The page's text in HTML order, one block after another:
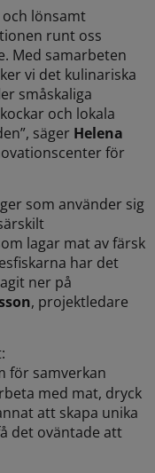
lönsamt
runt oss
Med samarbeten
vi det kulinariska
småskaliga
och lokala
säger Helena
för
som använder sig
lagar mat av färsk
har det
ner på
, projektledare
för samverkan
med mat, dryck
att skapa unika
det oväntade att